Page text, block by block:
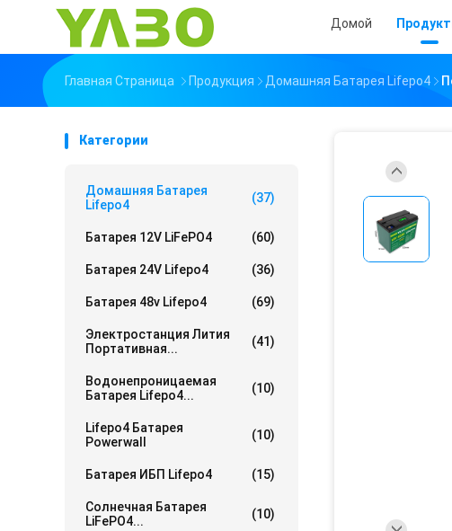
Домой
Главная Страница Продукция Домашняя Батарея Lifepo4
Категории
Домашняя Батарея
Lifepo4
(37)
Батарея 12V LiFePO4 (60)
Батарея 24V Lifepo4 (36)
Батарея 48v Lifepo4 (69)
Электростанция Лития
Портативная...
(41)
Водонепроницаемая
Батарея Lifepo4...
(10)
Lifepo4 Батарея
Powerwall
(10)
Батарея ИБП Lifepo4 (15)
Солнечная Батарея
LiFePO4...
(10)